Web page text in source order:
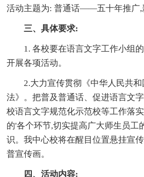
活动主题为: 普通话——五十年推广,
三、具体要求:
1. 各校要在语言文字工作小组
开展各项活动。
2.大力宣传贯彻《中华人民共
法》。把普及普通话、促进语言文
校语言文字规范化示范校等工作落实
的'各个环节,切实提高广大师生员工
识。我中心校将在醒目位置悬挂宣
普宣传画。
四、活动内容: